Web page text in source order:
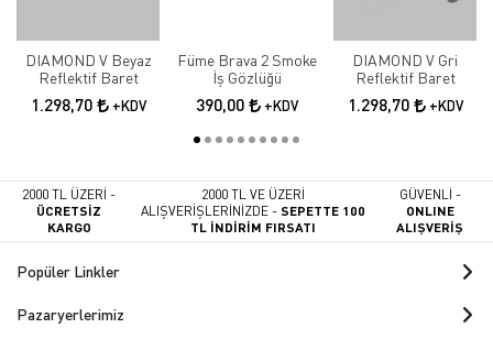
DIAMOND V Beyaz
Reflektif Baret
1.298,70 +KDV
Füme Brava 2 Smoke
İş Gözlüğü
390,00 +KDV
DIAMOND V Gri
Reflektif Baret
1.298,70 +KDV
2000 TL ÜZERİ -
ÜCRETSİZ
KARGO
2000 TL VE ÜZERİ
ALIŞVERİŞLERİNİZDE -SEPETTE 100
TL İNDİRİM FIRSATI
GÜVENLİ -
ONLINE
ALIŞVERİŞ
Popüler Linkler
Pazaryerlerimiz